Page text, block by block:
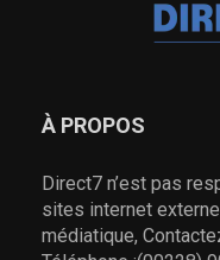
À PROPOS
Direct7 n’est pas
sites internet
médiatique,